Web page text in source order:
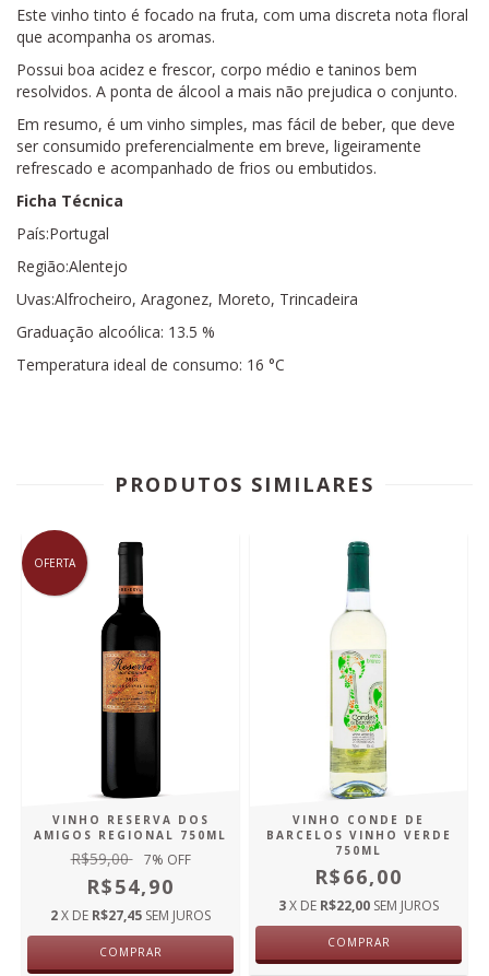
Este vinho tinto é focado na fruta, com uma discreta nota floral
que acompanha os aromas.
Possui boa acidez e frescor, corpo médio e taninos bem
resolvidos. A ponta de álcool a mais não prejudica o conjunto.
Em resumo, é um vinho simples, mas fácil de beber, que deve
ser consumido preferencialmente em breve, ligeiramente
refrescado e acompanhado de frios ou embutidos.
Ficha Técnica
País:Portugal
Região:Alentejo
Uvas:Alfrocheiro, Aragonez, Moreto, Trincadeira
Graduação alcoólica: 13.5 %
Temperatura ideal de consumo: 16 °C
PRODUTOS SIMILARES
OFERTA
VINHO RESERVA DOS
AMIGOS REGIONAL 750ML
R$59,00 7% OFF
R$54,90
2X DE R$27,45 SEM JUROS
COMPRAR
VINHO CONDE DE
BARCELOS VINHO VERDE
750ML
R$66,00
3X DE R$22,00 SEM JUROS
COMPRAR